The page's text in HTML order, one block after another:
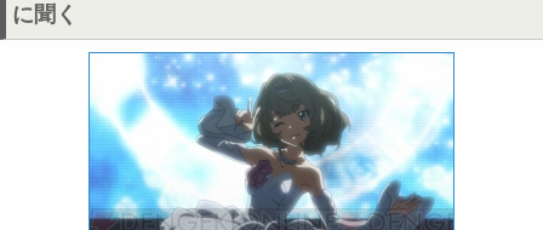
に聞く